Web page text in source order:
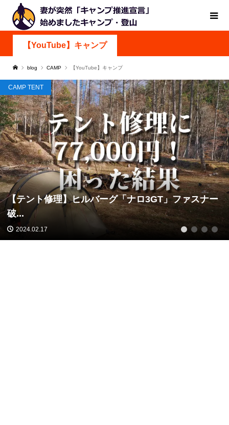
【YouTube】キャンプ
blog CAMP 【YouTube】キャンプ
CAMP TENT
【テント修理】ヒルバーグ「ナロ3GT」ファスナー
破...
2024.02.17 1 2 3 4